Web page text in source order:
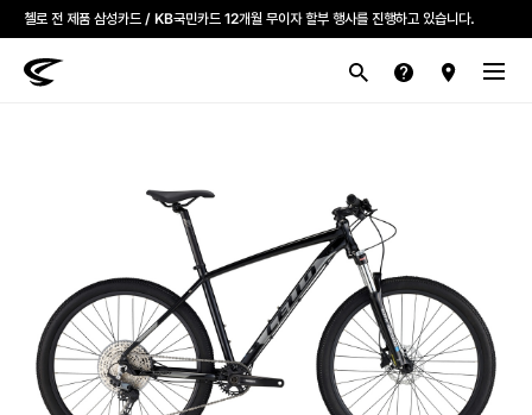
첼로 전 제품 삼성카드 / KB국민카드 12개월 무이자 할부 행사를 진행하고 있습니다.